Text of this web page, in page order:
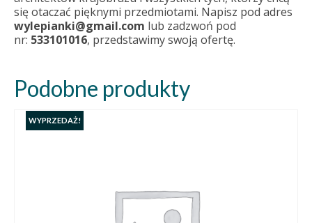
się otaczać pięknymi przedmiotami. Napisz pod adres
wylepianki@gmail.com lub zadzwoń pod
nr: 533101016, przedstawimy swoją ofertę.
Podobne produkty
WYPRZEDAŻ!